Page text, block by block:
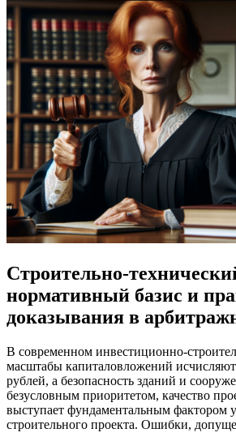
Строительно-
нормативный базис и
доказывания в
В современном инвестиционно-
масштабы капиталовложений
рублей, а безопасность зданий и
безусловным приоритетом, качество
выступает фундаментальным фактором
строительного проекта. Ошибки,